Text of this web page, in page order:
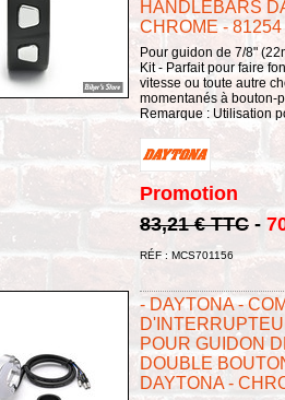
HANDLEBARS
CHROME - 81254
Pour guidon de 7/8"
Kit - Parfait pour faire
vitesse ou toute autre
momentanés à bouton-
Remarque : Utilisation
Promotion
83,21 € TTC -
RÉF : MCS701156
- DAYTONA -
POUR GUIDON
DOUBLE
DAYTONA -